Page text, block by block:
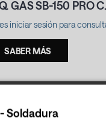
GAS SB-150 PRO
iniciar sesión para
SABER MÁS
Soldadura